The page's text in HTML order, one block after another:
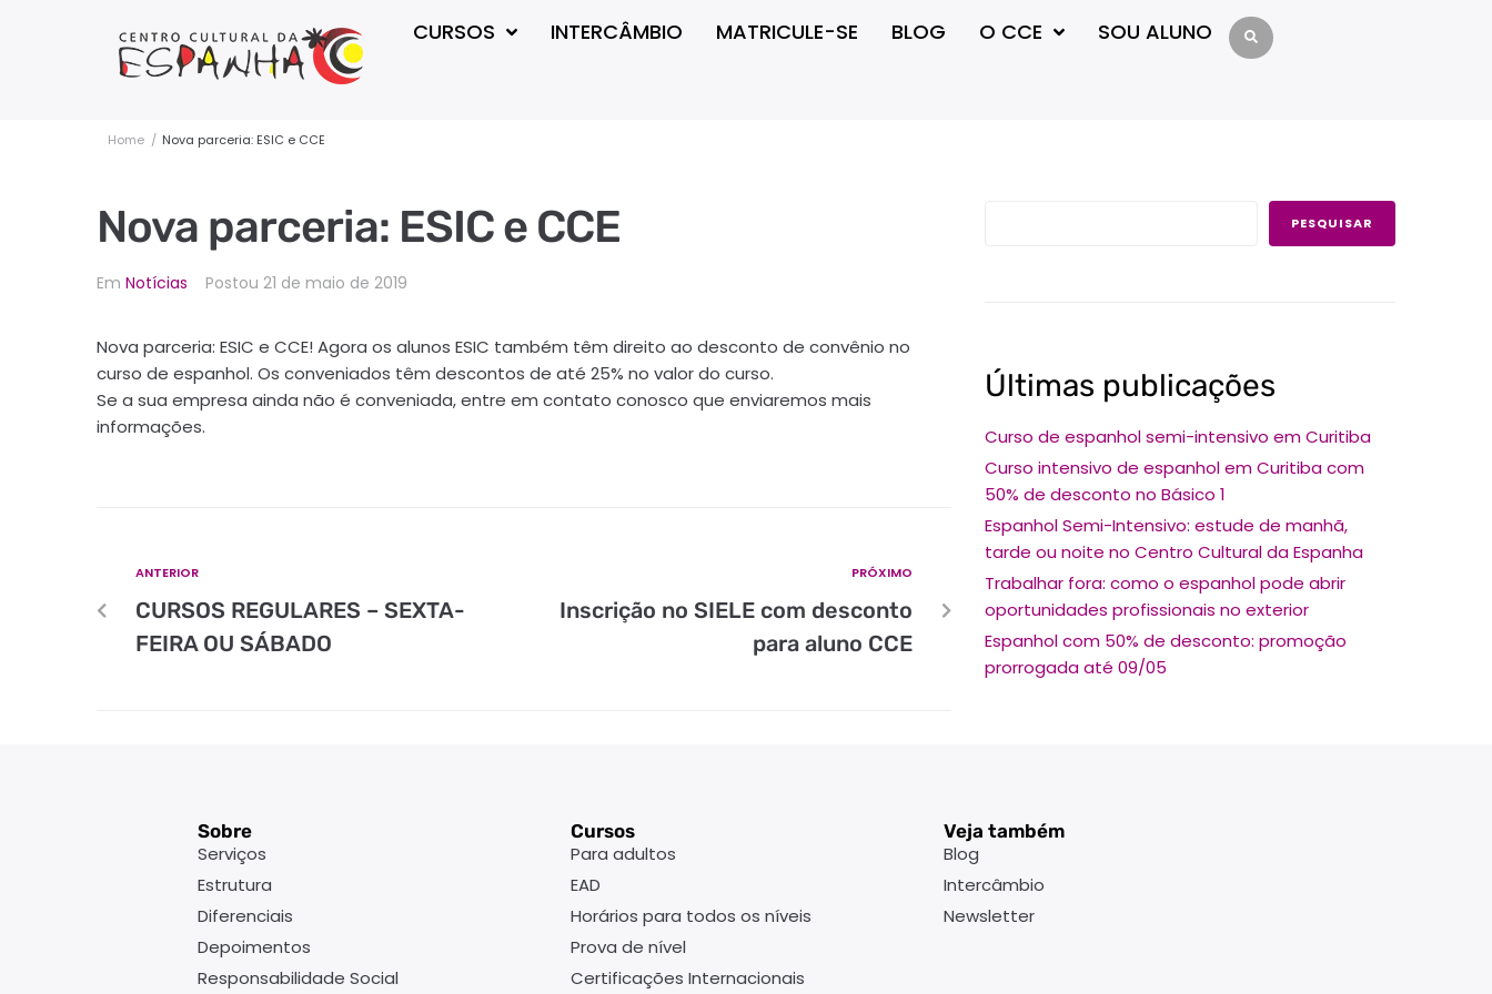
CURSOS INTERCÂMBIO MATRICULE-SE BLOG O CCE SOU ALUNO
Home / Nova parceria: ESIC e CCE
Nova parceria: ESIC e CCE
Em Notícias Postou 21 de maio de 2019
Nova parceria: ESIC e CCE! Agora os alunos ESIC também têm direito ao desconto de convênio no
curso de espanhol. Os conveniados têm descontos de até 25% no valor do curso.
Se a sua empresa ainda não é conveniada, entre em contato conosco que enviaremos mais
informações.
ANTERIOR
CURSOS REGULARES – SEXTA-
FEIRA OU SÁBADO
PRÓXIMO
Inscrição no SIELE com desconto
para aluno CCE
PESQUISAR
Últimas publicações
Curso de espanhol semi-intensivo em Curitiba
Curso intensivo de espanhol em Curitiba com
50% de desconto no Básico 1
Espanhol Semi-Intensivo: estude de manhã,
tarde ou noite no Centro Cultural da Espanha
Trabalhar fora: como o espanhol pode abrir
oportunidades profissionais no exterior
Espanhol com 50% de desconto: promoção
prorrogada até 09/05
Sobre
Serviços
Estrutura
Diferenciais
Depoimentos
Responsabilidade Social
Cursos
Para adultos
EAD
Horários para todos os níveis
Prova de nível
Certificações Internacionais
Veja também
Blog
Intercâmbio
Newsletter